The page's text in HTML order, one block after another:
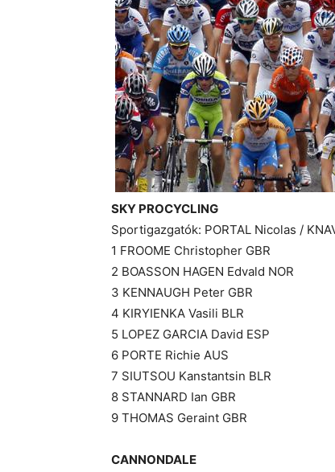
SKY PROCYCLING
Sportigazgatók: PORTAL Nicolas /
1 FROOME Christopher GBR
2 BOASSON HAGEN Edvald NOR
3 KENNAUGH Peter GBR
4 KIRYIENKA Vasili BLR
5 LOPEZ GARCIA David ESP
6 PORTE Richie AUS
7 SIUTSOU Kanstantsin BLR
8 STANNARD Ian GBR
9 THOMAS Geraint GBR
CANNONDALE